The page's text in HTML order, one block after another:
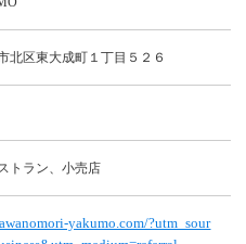
北区東大成町１丁目５２６
トラン、小売店
yakumo.com/?utm_sour